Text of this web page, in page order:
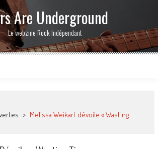
Are Underground
Le webzine Rock Indépendant
> Melissa Weikart dévoile « Wasting